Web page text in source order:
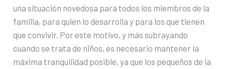
una situación novedosa para todos los miembros de la
familia, para quien lo desarrolla y para los que tienen
que convivir. Por este motivo, y más subrayando
cuando se trata de niños, es necesario mantener la
máxima tranquilidad posible, ya que los pequeños de la